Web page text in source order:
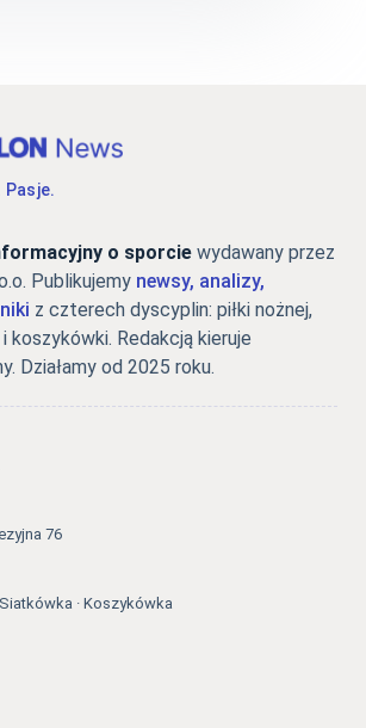
Pasje.
o sporcie wydawany przez
Publikujemy newsy, analizy,
z czterech dyscyplin: piłki nożnej,
koszykówki. Redakcją kieruje
Działamy od 2025 roku.
76
Siatkówka · Koszykówka